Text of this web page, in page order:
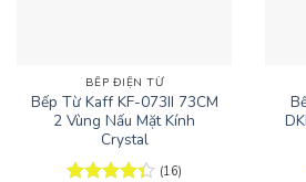
BẾP ĐIỆN TỪ
Bếp Từ Kaff KF-073II 73CM
2 Vùng Nấu Mặt Kính
Crystal
(16)